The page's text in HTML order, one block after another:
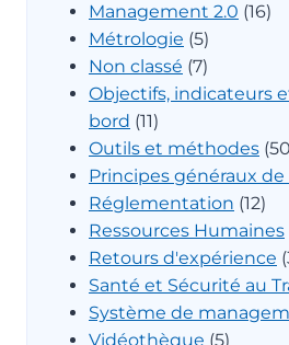
Management 2.0 (16)
Métrologie (5)
Non classé (7)
Objectifs, indicateurs
bord (11)
Outils et méthodes
Principes généraux
Réglementation (12)
Ressources Humaines
Retours d'expérience
Santé et Sécurité au
Système de
Vidéothèque (5)